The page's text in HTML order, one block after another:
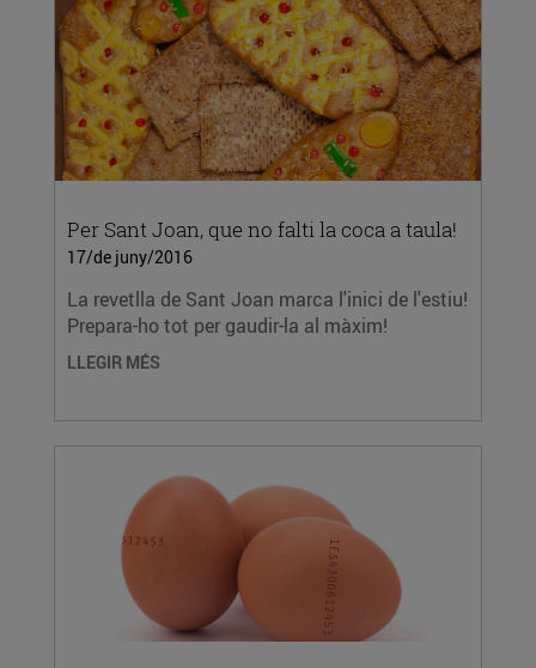
Per Sant Joan, que no falti la coca a taula!
17/de juny/2016
La revetlla de Sant Joan marca l'inici de l'estiu!
Prepara-ho tot per gaudir-la al màxim!
LLEGIR MÉS